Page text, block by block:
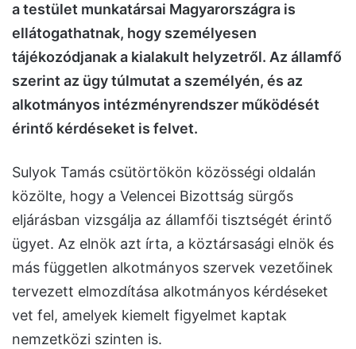
a testület munkatársai Magyarországra is
ellátogathatnak, hogy személyesen
tájékozódjanak a kialakult helyzetről. Az államfő
szerint az ügy túlmutat a személyén, és az
alkotmányos intézményrendszer működését
érintő kérdéseket is felvet.
Sulyok Tamás csütörtökön közösségi oldalán
közölte, hogy a Velencei Bizottság sürgős
eljárásban vizsgálja az államfői tisztségét érintő
ügyet. Az elnök azt írta, a köztársasági elnök és
más független alkotmányos szervek vezetőinek
tervezett elmozdítása alkotmányos kérdéseket
vet fel, amelyek kiemelt figyelmet kaptak
nemzetközi szinten is.